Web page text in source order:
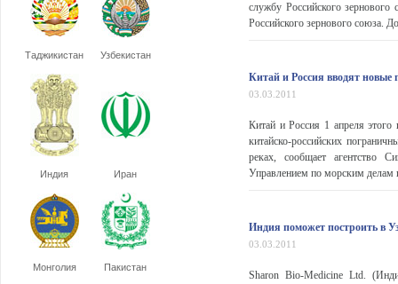
Таджикистан Узбекистан
Индия Иран
Монголия Пакистан
службу Российского
Российского зернового союза.
Китай и Россия вводят новые
03.03.2011
Китай и Россия 1 апреля этого
китайско-российских
реках, сообщает агентство
Управлением по морским делам
Индия поможет построить в
03.03.2011
Sharon Bio-Medicine Ltd.